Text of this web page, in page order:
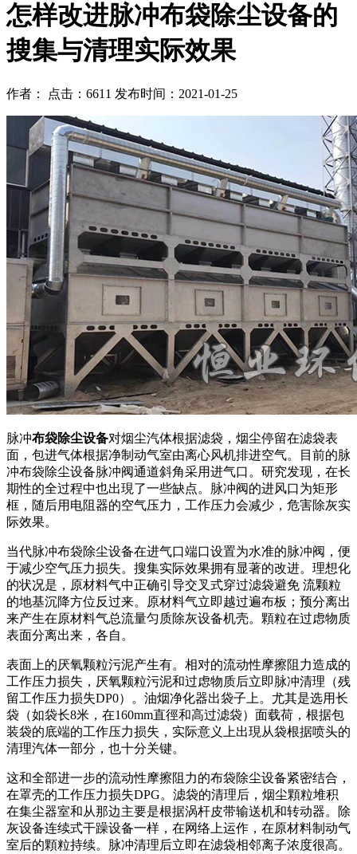
怎样改进脉冲布袋除尘设备的
搜集与清理实际效果
作者： 点击：6611 发布时间：2021-01-25
脉冲布袋除尘设备对烟尘汽体根据滤袋，烟尘停留在滤袋表
面，包进气体根据净制动气室由离心风机排进空气。目前的脉
冲布袋除尘设备脉冲阀通道斜角采用进气口。研究发现，在长
期性的全过程中也出現了一些缺点。脉冲阀的进风口为矩形
框，随后用电阻器的空气压力，工作压力会减少，危害除灰实
际效果。
当代脉冲布袋除尘设备在进气口端口设置为水准的脉冲阀，便
于减少空气压力损失。搜集实际效果拥有显著的改进。理想化
的状况是，原材料气中正确引导交叉式穿过滤袋避免 流颗粒
的地基沉降方位反过来。原材料气立即越过遍布板；预分离出
来产生在原材料气总流量匀质除灰设备机壳。顆粒在过虑物质
表面分离出来，各自。
表面上的厌氧颗粒污泥产生有。相对的流动性摩擦阻力造成的
工作压力损失，厌氧颗粒污泥和过虑物质后立即脉冲清理（残
留工作压力损失DP0）。油烟净化器出袋子上。尤其是选用长
袋（如袋长8米，在160mm直徑和高过滤袋）面载荷，根据包
装袋的底端的工作压力损失，实际意义上出現从袋根据喷头的
清理汽体一部分，也十分关键。
这和全部进一步的流动性摩擦阻力的布袋除尘设备紧密结合，
在罩壳的工作压力损失DPG。滤袋的清理后，烟尘顆粒堆积
在集尘器室和从那边主要是根据涡杆皮带输送机和转动器。除
灰设备连续式干躁设备一样，在网络上运作，在原材料制动气
室后的顆粒持续。脉冲清理后立即在滤袋相邻离子浓度很高。